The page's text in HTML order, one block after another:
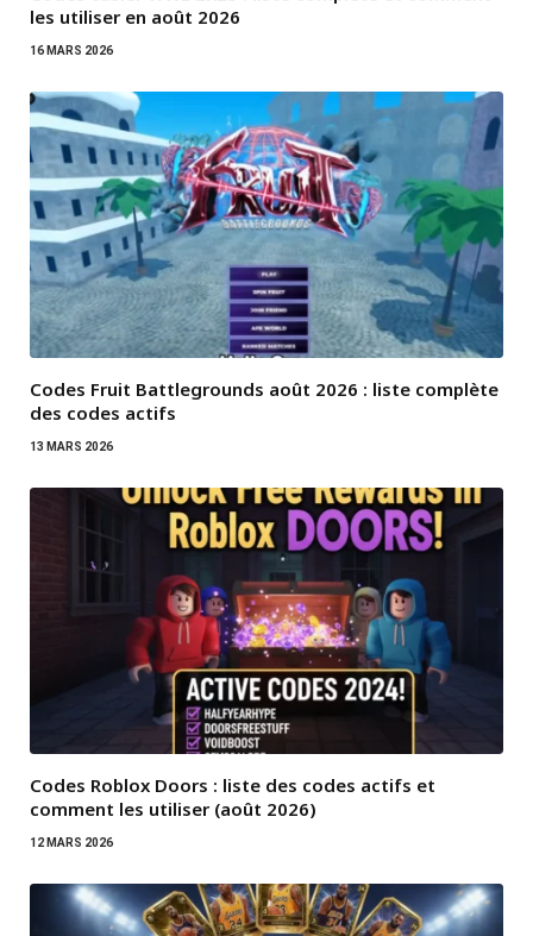
les utiliser en août 2026
16 MARS 2026
Codes Fruit Battlegrounds août 2026 : liste complète
des codes actifs
13 MARS 2026
Codes Roblox Doors : liste des codes actifs et
comment les utiliser (août 2026)
12 MARS 2026